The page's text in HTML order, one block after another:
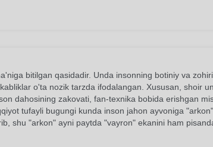
bitilgan qasidadir. Unda insonning botiniy va
o'ta nozik tarzda ifodalangan. Xususan, shoir
dahosining zakovati, fan-texnika bobida erishgan
tufayli bugungi kunda inson jahon ayvoniga
shu "arkon" ayni paytda "vayron" ekanini ham pisanda